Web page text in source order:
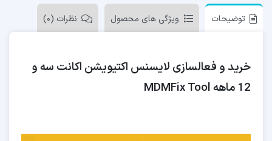
توضیحات ویژگی های محصول نظرات (0)
خرید و فعالسازی لایسنس اکتیویشن اکانت سه و
12 ماهه MDMFix Tool